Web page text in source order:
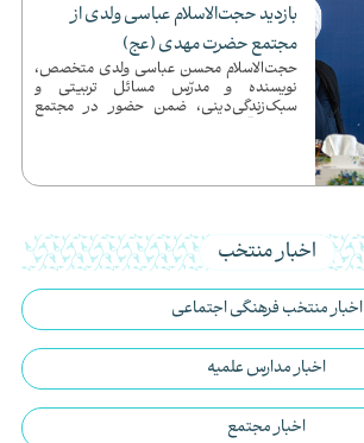
بازدید حجت‌الاسلام عباسی ولدی از
مجتمع حضرت مهدی (عج)
حجت‌الاسلام محسن عباسی ولدی متخصص،
نویسنده و مدرّس مسائل تربیتی و
سبک‌زندگی‌دینی، ضمن حضور در مجتمع
اخبار منتخب
اخبار منتخب فرهنگی اجتماعی
اخبار مدارس علمیه
اخبار مجتمع